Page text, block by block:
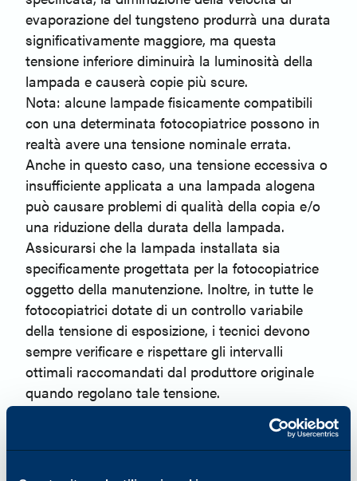
evaporazione del tungsteno produrrà una durata
significativamente maggiore, ma questa
tensione inferiore diminuirà la luminosità della
lampada e causerà copie più scure.
Nota: alcune lampade fisicamente compatibili
con una determinata fotocopiatrice possono in
realtà avere una tensione nominale errata.
Anche in questo caso, una tensione eccessiva o
insufficiente applicata a una lampada alogena
può causare problemi di qualità della copia e/o
una riduzione della durata della lampada.
Assicurarsi che la lampada installata sia
specificamente progettata per la fotocopiatrice
oggetto della manutenzione. Inoltre, in tutte le
fotocopiatrici dotate di un controllo variabile
della tensione di esposizione, i tecnici devono
sempre verificare e rispettare gli intervalli
ottimali raccomandati dal produttore originale
quando regolano tale tensione.
Contaminazione
Anche la contaminazione del bulbo può ridurre
la durata della lampada. La polvere, l'olio delle